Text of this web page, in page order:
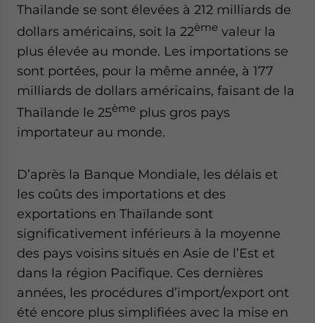
Thaïlande se sont élevées à 212 milliards de
dollars américains, soit la 22ème valeur la
plus élevée au monde. Les importations se
sont portées, pour la même année, à 177
milliards de dollars américains, faisant de la
Thaïlande le 25ème plus gros pays
importateur au monde.
D’après la Banque Mondiale, les délais et
les coûts des importations et des
exportations en Thaïlande sont
significativement inférieurs à la moyenne
des pays voisins situés en Asie de l’Est et
dans la région Pacifique. Ces dernières
années, les procédures d’import/export ont
été encore plus simplifiées avec la mise en